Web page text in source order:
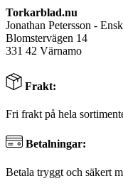
Torkarblad.nu
Jonathan Petersson -
Blomstervägen 14
331 42 Värnamo
Frakt:
Fri frakt på hela
Betalningar:
Betala tryggt och säkert